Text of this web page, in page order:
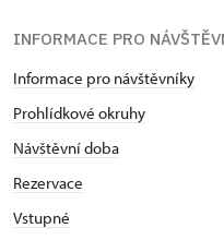
INFORMACE PRO
Informace pro návštěvníky
Prohlídkové okruhy
Návštěvní doba
Rezervace
Vstupné